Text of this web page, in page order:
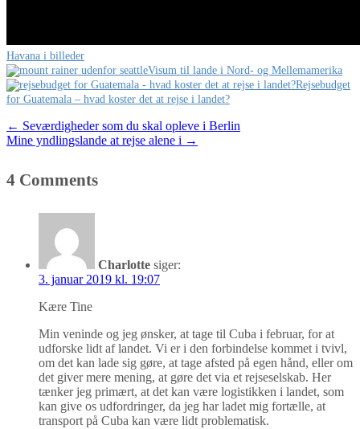
Havana i billeder
Visum til lande i Nord- og Mellemamerika
Rejsebudget
for Guatemala – hvad koster det at rejse i landet?
Post
← Seværdigheder som du skal opleve i Berlin
Mine yndlingslande at rejse alene i →
4 Comments
Charlotte siger:
3. januar 2019 kl. 19:07
Kære Tine
Min veninde og jeg ønsker, at tage til Cuba i februar, for at
udforske lidt af landet. Vi er i den forbindelse kommet i tvivl,
om det kan lade sig gøre, at tage afsted på egen hånd, eller om
det giver mere mening, at gøre det via et rejseselskab. Her
tænker jeg primært, at det kan være logistikken i landet, som
kan give os udfordringer, da jeg har ladet mig fortælle, at
transport på Cuba kan være lidt problematisk.